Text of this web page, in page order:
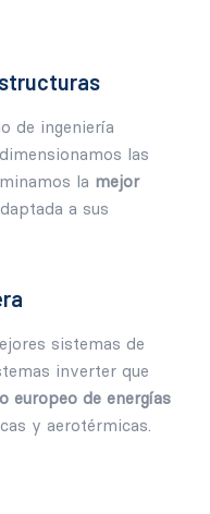
de ingeniería
las
la mejor
a sus
sistemas de
inverter que
europeo de energías
y aerotérmicas.